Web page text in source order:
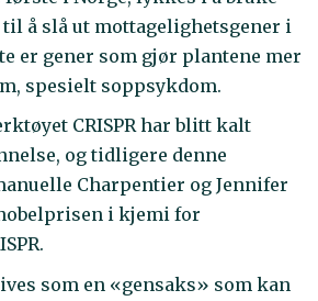
til å slå ut mottagelighetsgener i
er gener som gjør plantene mer
spesielt soppsykdom.
CRISPR har blitt kalt
og tidligere denne
Charpentier og Jennifer
i kjemi for
som en «gensaks» som kan